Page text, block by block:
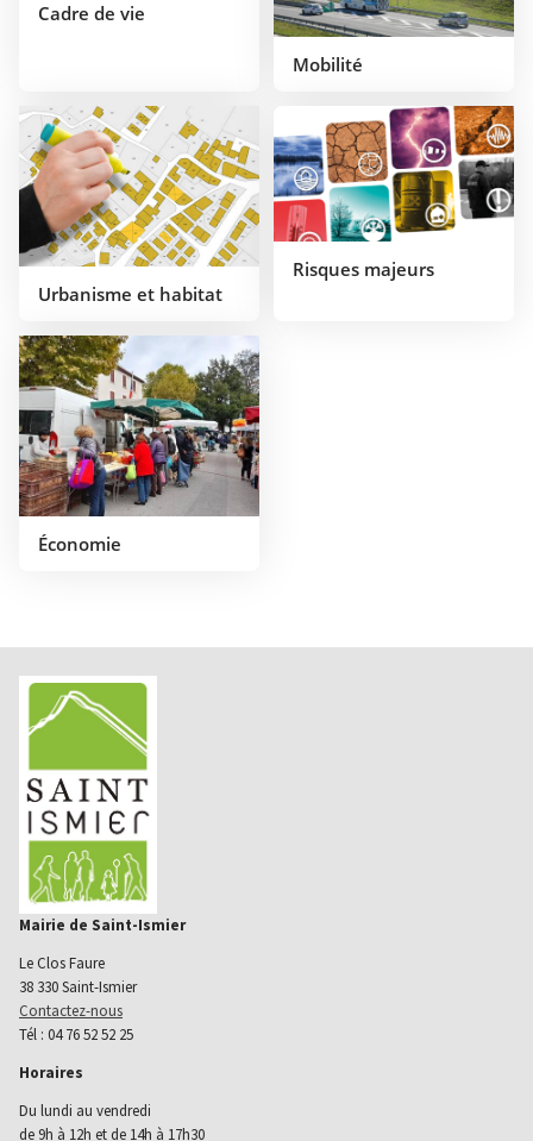
Cadre de vie
Mobilité
Urbanisme et habitat
Risques majeurs
Économie
Mairie de Saint-Ismier
Le Clos Faure
38 330 Saint-Ismier
Contactez-nous
Tél : 04 76 52 52 25
Horaires
Du lundi au vendredi
de 9h à 12h et de 14h à 17h30